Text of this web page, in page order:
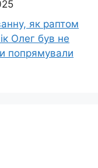
як раптом
Олег був не
попрямували